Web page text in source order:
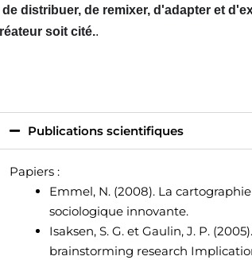
distribuer, de remixer, d'adapter et
soit cité..
Publications scientifiques
Papiers :
Emmel, N. (2008). La
sociologique innovante.
Isaksen, S. G. et Gaulin, J. P.
brainstorming research